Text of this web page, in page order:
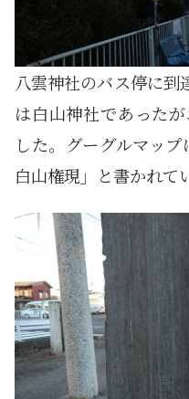
八雲神社のバス停に到
は白山神社であった
した。グーグルマッ
白山権現」と書かれて